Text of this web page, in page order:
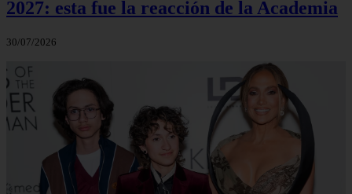
2027: esta fue la reacción de la Academia
30/07/2026